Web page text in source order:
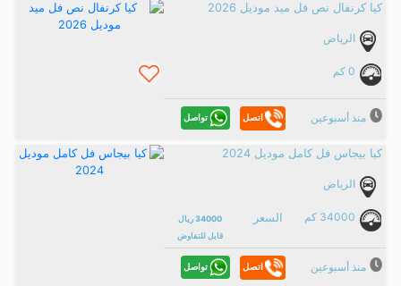
كيا كرنفال نص فل ميد موديل 2026
الرياض
0 كم
منذ أسبوعين اتصل تواصل
كيا بيجاس فل كامل موديل 2024
الرياض
34000 كم السعر
34000 ريال
قابل للتفاوض
منذ أسبوعين اتصل تواصل